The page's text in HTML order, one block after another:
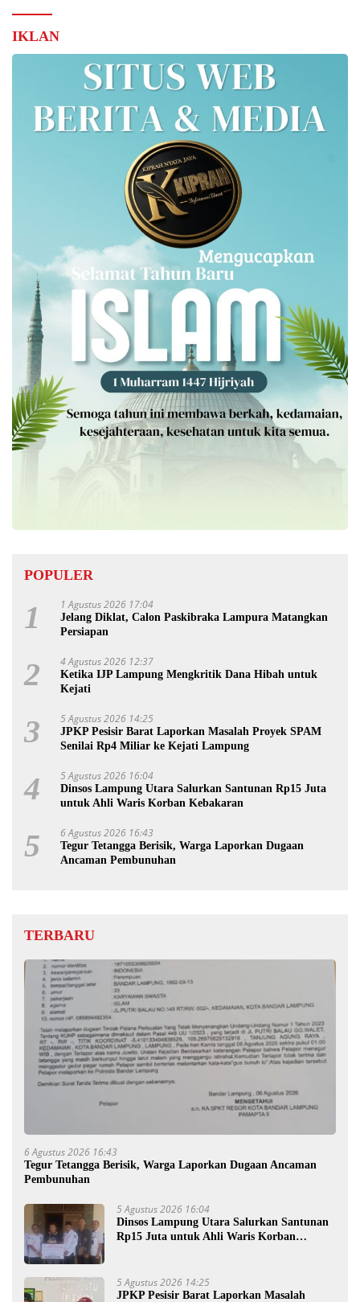
IKLAN
POPULER
1 1 Agustus 2026 17:04
Jelang Diklat, Calon Paskibraka Lampura Matangkan
Persiapan
2 4 Agustus 2026 12:37
Ketika IJP Lampung Mengkritik Dana Hibah untuk
Kejati
3 5 Agustus 2026 14:25
JPKP Pesisir Barat Laporkan Masalah Proyek SPAM
Senilai Rp4 Miliar ke Kejati Lampung
4 5 Agustus 2026 16:04
Dinsos Lampung Utara Salurkan Santunan Rp15 Juta
untuk Ahli Waris Korban Kebakaran
5 6 Agustus 2026 16:43
Tegur Tetangga Berisik, Warga Laporkan Dugaan
Ancaman Pembunuhan
TERBARU
6 Agustus 2026 16:43
Tegur Tetangga Berisik, Warga Laporkan Dugaan Ancaman
Pembunuhan
5 Agustus 2026 16:04
Dinsos Lampung Utara Salurkan Santunan
Rp15 Juta untuk Ahli Waris Korban
5 Agustus 2026 14:25
JPKP Pesisir Barat Laporkan Masalah